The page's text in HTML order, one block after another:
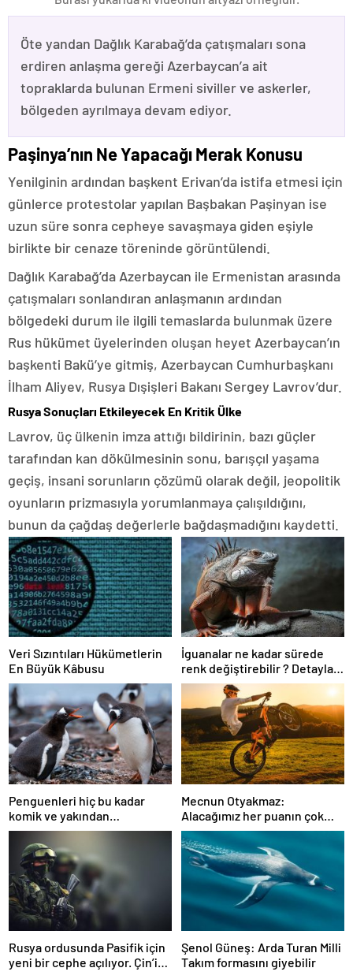
Öte yandan Dağlık Karabağ’da çatışmaları sona
erdiren anlaşma gereği Azerbaycan’a ait
topraklarda bulunan Ermeni siviller ve askerler,
bölgeden ayrılmaya devam ediyor.
Paşinya’nın Ne Yapacağı Merak Konusu
Yenilginin ardından başkent Erivan’da istifa etmesi için
günlerce protestolar yapılan Başbakan Paşinyan ise
uzun süre sonra cepheye savaşmaya giden eşiyle
birlikte bir cenaze töreninde görüntülendi.
Dağlık Karabağ’da Azerbaycan ile Ermenistan arasında
çatışmaları sonlandıran anlaşmanın ardından
bölgedeki durum ile ilgili temaslarda bulunmak üzere
Rus hükümet üyelerinden oluşan heyet Azerbaycan’ın
başkenti Bakü’ye gitmiş, Azerbaycan Cumhurbaşkanı
İlham Aliyev, Rusya Dışişleri Bakanı Sergey Lavrov’dur.
Rusya Sonuçları Etkileyecek En Kritik Ülke
Lavrov, üç ülkenin imza attığı bildirinin, bazı güçler
tarafından kan dökülmesinin sonu, barışçıl yaşama
geçiş, insani sorunların çözümü olarak değil, jeopolitik
oyunların prizmasıyla yorumlanmaya çalışıldığını,
bunun da çağdaş değerlerle bağdaşmadığını kaydetti.
Veri Sızıntıları Hükümetlerin
En Büyük Kâbusu
İguanalar ne kadar sürede
renk değiştirebilir ? Detaylar
burada…
Penguenleri hiç bu kadar
komik ve yakından
görmemiştiniz
Mecnun Otyakmaz:
Alacağımız her puanın çok
önemi var
Rusya ordusunda Pasifik için
yeni bir cephe açılıyor. Çin’in
Şenol Güneş: Arda Turan Milli
Takım formasını giyebilir